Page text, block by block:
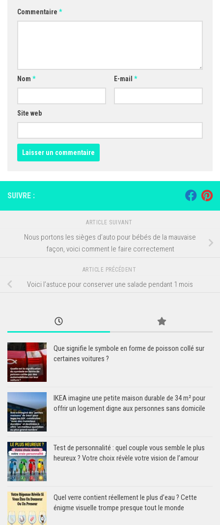
Commentaire *
Nom * E-mail *
Site web
SUIVRE :
ARTICLE SUIVANT
Nous portons les sièges d’auto pour bébés de la mauvaise
façon, voici comment le faire correctement
ARTICLE PRÉCÉDENT
Voici l’astuce pour conserver une salade pendant 1 mois
Que signifie le symbole en forme de poisson collé sur
certaines voitures ?
IKEA imagine une petite maison durable de 34 m² pour
offrir un logement digne aux personnes sans domicile
Test de personnalité : quel couple vous semble le plus
heureux ? Votre choix révèle votre vision de l’amour
Quel verre contient réellement le plus d’eau ? Cette
énigme visuelle trompe presque tout le monde